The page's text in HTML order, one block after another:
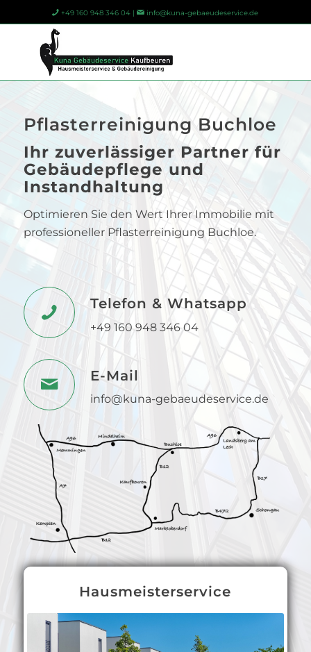
+49 160 948 346 04 | info@kuna-gebaeudeservice.de
Pflasterreinigung Buchloe
Ihr zuverlässiger Partner für
Gebäudepflege und
Instandhaltung
Optimieren Sie den Wert Ihrer Immobilie mit
professioneller Pflasterreinigung Buchloe.
Telefon & Whatsapp
+49 160 948 346 04
E-Mail
info@kuna-gebaeudeservice.de
Hausmeisterservice